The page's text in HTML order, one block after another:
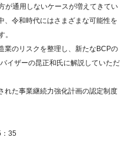
が通用しないケースが増えてきてい
、令和時代にはさまざまな可能性を
業のリスクを整理し、新たなBCPの
イザーの昆正和氏に解説していただ
れた事業継続力強化計画の認定制度
35